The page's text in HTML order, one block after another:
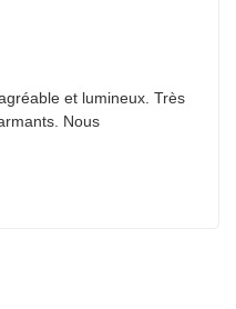
et lumineux. Très
Nous